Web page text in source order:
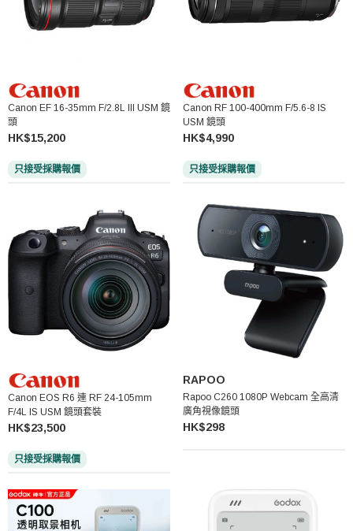
Canon EF 16-35mm F/2.8L III USM 鏡
頭
HK$15,200
只接受採購報價
Canon RF 100-400mm F/5.6-8 IS
USM 鏡頭
HK$4,990
只接受採購報價
Canon EOS R6 連 RF 24-105mm
F/4L IS USM 鏡頭套裝
HK$23,500
只接受採購報價
RAPOO
Rapoo C260 1080P Webcam 全高清
廣角視像鏡頭
HK$298